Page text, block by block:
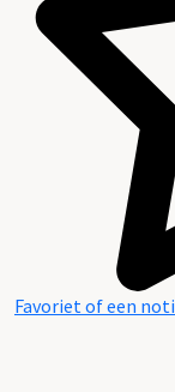
Favoriet of een